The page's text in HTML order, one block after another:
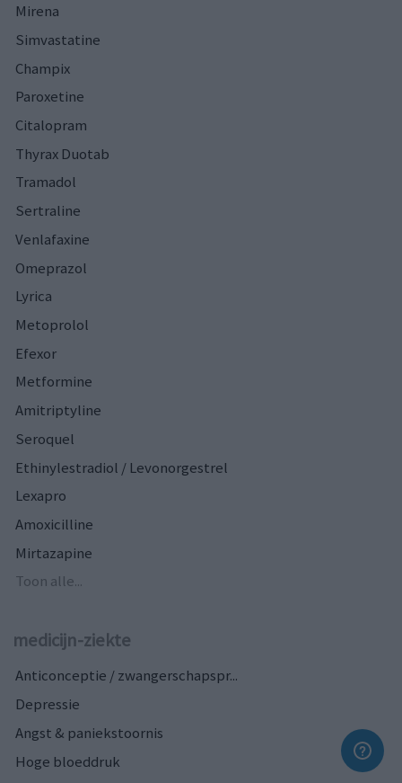
Mirena
Simvastatine
Champix
Paroxetine
Citalopram
Thyrax Duotab
Tramadol
Sertraline
Venlafaxine
Omeprazol
Lyrica
Metoprolol
Efexor
Metformine
Amitriptyline
Seroquel
Ethinylestradiol / Levonorgestrel
Lexapro
Amoxicilline
Mirtazapine
Toon alle...
medicijn-ziekte
Anticonceptie / zwangerschapspr...
Depressie
Angst & paniekstoornis
Hoge bloeddruk